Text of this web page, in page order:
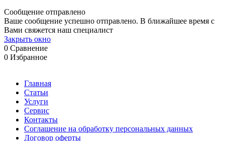
Сообщение отправлено
Ваше сообщение успешно отправлено. В ближайшее время с
Вами свяжется наш специалист
Закрыть окно
0 Сравнение
0 Избранное
Главная
Статьи
Услуги
Сервис
Контакты
Соглашение на обработку персональных данных
Договор оферты